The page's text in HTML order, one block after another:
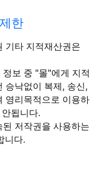
한
기타 지적재산권은
보 중 "몰"에게 지적
승낙없이 복제, 송신,
영리목적으로 이용하
됩니다.
저작권을 사용하는
니다.